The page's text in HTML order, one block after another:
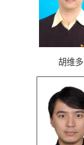
胡维多